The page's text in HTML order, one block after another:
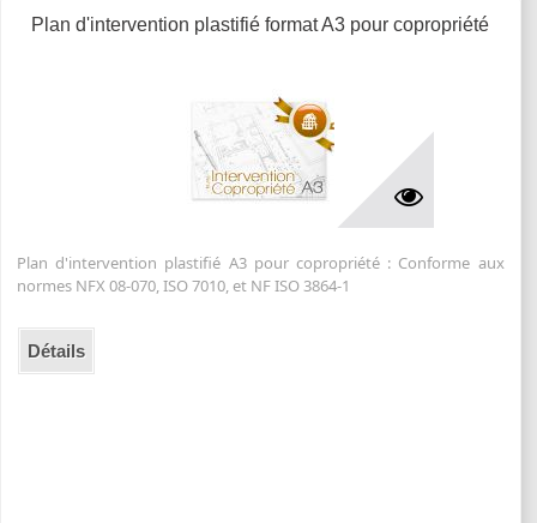
Plan d'intervention plastifié format A3 pour copropriété
Plan d'intervention plastifié A3 pour copropriété : Conforme aux
normes NFX 08-070, ISO 7010, et NF ISO 3864-1
Détails